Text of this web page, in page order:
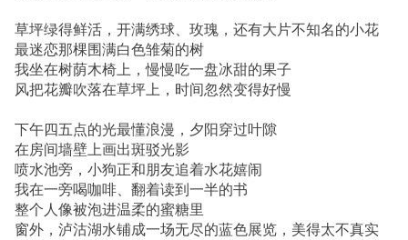
草坪绿得鲜活，开满绣球、玫瑰，还有大片不知名的小花
最迷恋那棵围满白色雏菊的树
我坐在树荫木椅上，慢慢吃一盘冰甜的果子
风把花瓣吹落在草坪上，时间忽然变得好慢
下午四五点的光最懂浪漫，夕阳穿过叶隙
在房间墙壁上画出斑驳光影
喷水池旁，小狗正和朋友追着水花嬉闹
我在一旁喝咖啡、翻着读到一半的书
整个人像被泡进温柔的蜜糖里
窗外，泸沽湖水铺成一场无尽的蓝色展览，美得太不真实